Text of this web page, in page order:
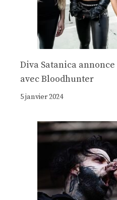
Diva Satanica
avec Bloodhunter
5 janvier 2024